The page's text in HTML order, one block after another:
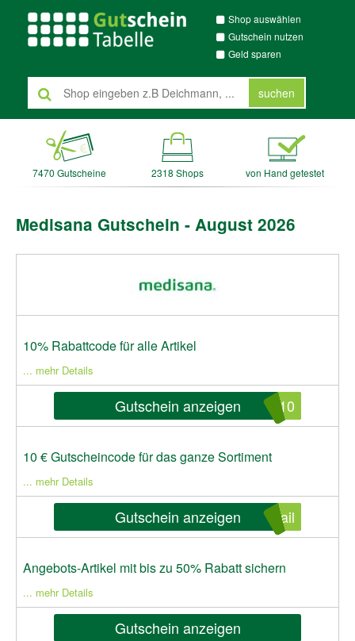
Shop auswählen
Gutschein nutzen
Geld sparen
suchen
7470 Gutscheine 2318 Shops von Hand getestet
Medisana Gutschein - August 2026
10% Rabattcode für alle Artikel
... mehr Details
Gutschein anzeigen l10
10 € Gutscheincode für das ganze Sortiment
... mehr Details
Gutschein anzeigen ail
Angebots-Artikel mit bis zu 50% Rabatt sichern
... mehr Details
Gutschein anzeigen